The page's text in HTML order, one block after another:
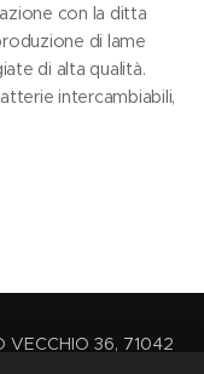
con la ditta
di lame
di alta qualità.
intercambiabili,
VECCHIO 36, 71042